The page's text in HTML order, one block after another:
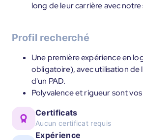
long de leur carrière avec
Profil recherché
Une première expérience en
obligatoire), avec utilisation
d'un PAD.
Polyvalence et rigueur sont
Certificats
Aucun certificat requis
Expérience